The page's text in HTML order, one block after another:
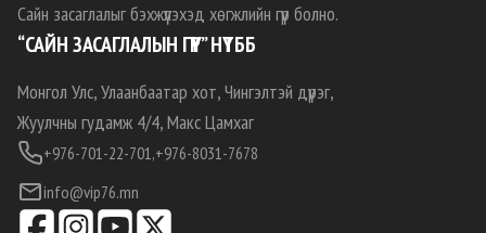
Сайн засаглалыг бэхжүүлэхэд хөгжлийн гүүр болно.
“САЙН ЗАСАГЛАЛЫН ГҮҮР” НҮТББ
Монгол Улс, Улаанбаатар хот, Чингэлтэй дүүрэг,
Жуулчны гудамж 4/4, Макс Цамхаг
+976-701-22-701,+976-8031-7678
info@vip76.mn